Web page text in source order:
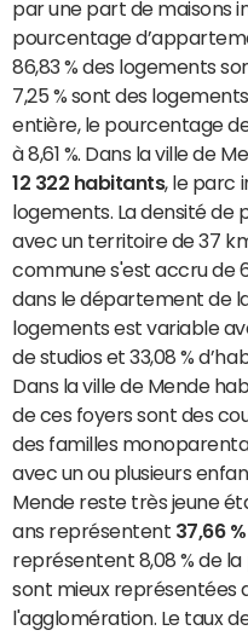
par une part de maisons
pourcentage
86,83 % des logements
7,25 % sont des
entière, le pourcentage
à 8,61 %. Dans la ville de
12 322 habitants, le parc
logements. La densité de
avec un territoire de 37
commune s'est accru de
dans le département de
logements est variable
de studios et 33,08 %
Dans la ville de Mende
de ces foyers sont des
des familles
avec un ou plusieurs
Mende reste très jeune
ans représentent 37,66 %
représentent 8,08 % de
sont mieux représentées
l'agglomération. Le taux